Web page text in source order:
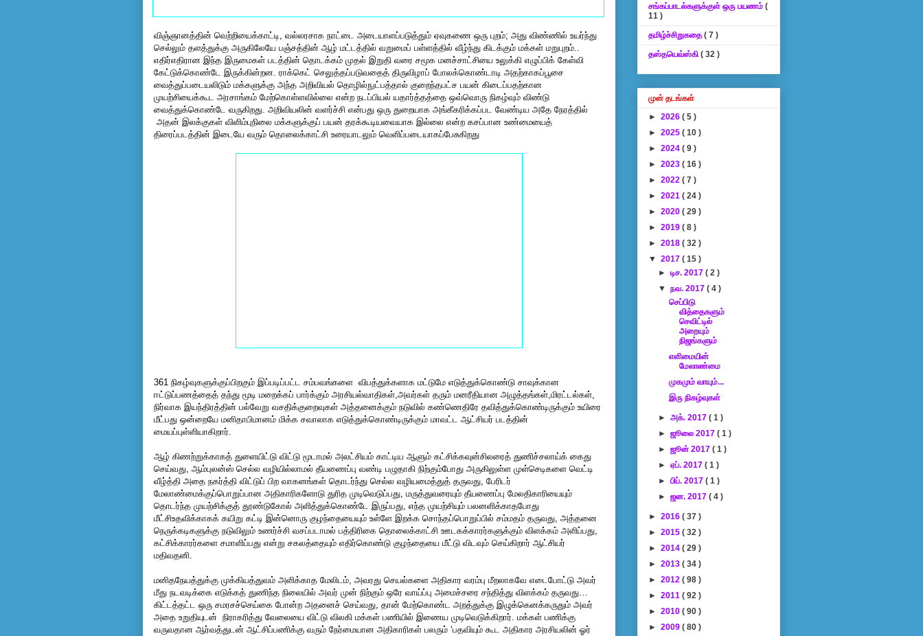
விஞ்ஞானத்தின் வெற்றியைக்காட்டி, வல்லரசாக நாட்டை அடையாளப்படுத்தும் ஏவுகணை ஒரு புறம்; அது விண்ணில் உயர்ந்து
செல்லும் தளத்துக்கு அருகிலேயே பஞ்சத்தின் ஆழ் மட்டத்தில் வறுமைப் பள்ளத்தில் வீழ்ந்து கிடக்கும் மக்கள் மறுபுறம்..
எதிர்எதிரான இந்த இருமைகள் படத்தின் தொடக்கம் முதல் இறுதி வரை சமூக மனச்சாட்சியை உலுக்கி எழுப்பிக் கேள்வி
கேட்டுக்கொண்டே இருக்கின்றன. ராக்கெட் செலுத்தப்படுவதைத் திருவிழாப் போலக்கொண்டாடி அதற்காகப்பூசை
வைத்துப்படையலிடும் மக்களுக்கு அந்த அறிவியல் தொழில்நுட்பத்தால் குறைந்தபட்ச பயன் கிடைப்பதற்கான
முயற்சியைக்கூட அரசாங்கம் மேற்கொள்ளவில்லை என்ற நடப்பியல் யதார்த்தத்தை ஒவ்வொரு நிகழ்வும் விண்டு
வைத்துக்கொண்டே வருகிறது. அறிவியலின் வளர்ச்சி என்பது ஒரு துறையாக அங்கீகரிக்கப்பட வேண்டிய அதே நேரத்தில்
அதன் இலக்குகள் விளிம்புநிலை மக்களுக்குப் பயன் தரக்கூடியவையாக இல்லை என்ற கசப்பான உண்மையைத்
திரைப்படத்தின் இடையே வரும் தொலைக்காட்சி உரையாடலும் வெளிப்படையாகப்பேசுகிறது
361 நிகழ்வுகளுக்குப்பிறகும் இப்படிப்பட்ட சம்பவங்களை விபத்துக்களாக மட்டுமே எடுத்துக்கொண்டு சாவுக்கான
ஈட்டுப்பணத்தைத் தந்து மூடி மறைக்கப் பார்க்கும் அரசியல்வாதிகள்,அவர்கள் தரும் மனரீதியான அழுத்தங்கள்,மிரட்டல்கள்,
நிர்வாக இயந்திரத்தின் பல்வேறு வசதிக்குறைவுகள் அத்தனைக்கும் நடுவில் கண்ணெதிரே தவித்துக்கொண்டிருக்கும் உயிரை
மீட்பது ஒன்றையே மனிதாபிமானம் மிக்க சவாலாக எடுத்துக்கொண்டிருக்கும் மாவட்ட ஆட்சியர் படத்தின்
மையப்புள்ளியாகிறார்.
ஆழ் கிணற்றுக்காகத் துளையிட்டு விட்டு மூடாமல் அலட்சியம் காட்டிய ஆளும் கட்சிக்கவுன்சிலரைத் துணிச்சலாய்க் கைது
செய்வது, ஆம்புலன்ஸ் செல்ல வழியில்லாமல் தீயணைப்பு வண்டி பழுதாகி நிற்கும்போது அருகிலுள்ள முள்செடிகளை வெட்டி
வீழ்த்தி அதை நகர்த்தி விட்டுப் பிற வாகனங்கள் தொடர்ந்து செல்ல வழியமைத்துத் தருவது, பேரிடர்
மேலாண்மைக்குப்பொறுப்பான அதிகாரிகளோடு துரித முடிவெடுப்பது, மருத்துவரையும் தீயணைப்பு மேலதிகாரியையும்
தொடர்ந்த முயற்சிக்குத் தூண்டுகோல் அளித்துக்கொண்டே இருப்பது, எந்த முயற்சியும் பலனளிக்காதபோது
மீட்சிஉதவிக்காகக் கயிறு கட்டி இன்னொரு குழந்தையையும் உள்ளே இறக்க சொந்தப்பொறுப்பில் சம்மதம் தருவது, அத்தனை
நெருக்கடிகளுக்கு நடுவிலும் உணர்ச்சி வசப்படாமல் பத்திரிகை தொலைக்காட்சி ஊடகக்காரர்களுக்கும் விளக்கம் அளிப்பது,
கட்சிக்காரர்களை சமாளிப்பது என்று சகலத்தையும் எதிர்கொண்டு குழந்தையை மீட்டு விடவும் செய்கிறார் ஆட்சியர்
மதிவதனி.
மனிதநேயத்துக்கு முக்கியத்துவம் அளிக்காத மேலிடம், அவரது செயல்களை அதிகார வரம்பு மீறலாகவே எடைபோட்டு அவர்
மீது நடவடிக்கை எடுக்கத் துணிந்த நிலையில் அவர் முன் நிற்கும் ஒரே வாய்ப்பு அமைச்சரை சந்தித்து விளக்கம் தருவது…
கிட்டத்தட்ட ஒரு சமரசச்செய்கை போன்ற அதனைச் செய்வது, தான் மேற்கொண்ட அறத்துக்கு இழுக்கெனக்கருதும் அவர்
அதை உறுதியுடன் நிராகரித்து வேலையை விட்டு விலகி மக்கள் பணியில் இணைய முடிவெடுக்கிறார். மக்கள் பணிக்கு
வருவதான ஆர்வத்துடன் ஆட்சிப்பணிக்கு வரும் நேர்மையான அதிகாரிகள் பலரும் ‘பதவியும் கூட அதிகார அரசியலின் ஓர்
சங்கப்பாடல்களுக்குள் ஒரு பயணம் (
11 )
தமிழ்ச்சிறுகதை( 7 )
தஸ்தயெவ்ஸ்கி ( 32 )
முன் தடங்கள்
► 2026 ( 5 )
► 2025 ( 10 )
► 2024 ( 9 )
► 2023 ( 16 )
► 2022 ( 7 )
► 2021 ( 24 )
► 2020 ( 29 )
► 2019 ( 8 )
► 2018 ( 32 )
▼ 2017 ( 15 )
►டிச. 2017( 2 )
▼நவ. 2017( 4 )
செப்பிடு
வித்தைகளும்
செவிட்டில்
அறையும்
நிஜங்களும்
எளிமையின்
மேலாண்மை
முகமும் வாயும்...
இரு நிகழ்வுகள்
►அக். 2017( 1 )
►ஜூலை 2017( 1 )
►ஜூன் 2017( 1 )
►ஏப். 2017( 1 )
►பிப். 2017( 1 )
►ஜன. 2017( 4 )
► 2016 ( 37 )
► 2015 ( 32 )
► 2014 ( 29 )
► 2013 ( 34 )
► 2012 ( 98 )
► 2011 ( 92 )
► 2010 ( 90 )
► 2009 ( 80 )